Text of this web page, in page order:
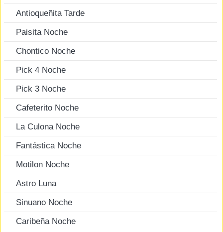
Antioqueñita Tarde
Paisita Noche
Chontico Noche
Pick 4 Noche
Pick 3 Noche
Cafeterito Noche
La Culona Noche
Fantástica Noche
Motilon Noche
Astro Luna
Sinuano Noche
Caribeña Noche